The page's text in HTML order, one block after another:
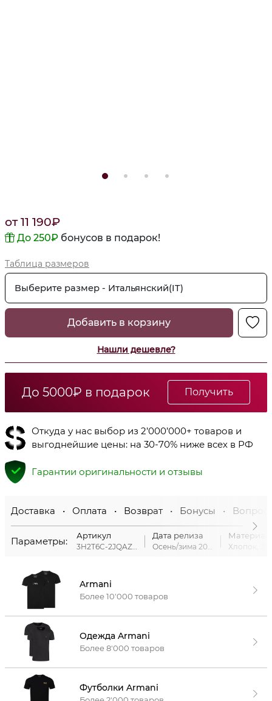
от11 190₽
До 250₽ бонусов в подарок!
Таблица размеров
Выберите размер - Итальянский(IT)
Добавить в корзину
Нашли дешевле?
До 5000₽ в подарок Получить
Откуда у нас выбор из 2’000’000+ товаров и
выгоднейшие цены: на 30-70% ниже всех в РФ
Гарантии оригинальности и отзывы
Доставка • Оплата • Возврат • Бонусы •
Параметры: Артикул
3H2T6C-2JQAZ-0100
Дата релиза
Осень/зима 2021
Материал
Armani
Более 10'000 товаров
Одежда Armani
Более 8'000 товаров
Футболки Armani